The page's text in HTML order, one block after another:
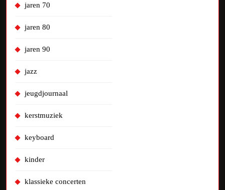
jaren 70
jaren 80
jaren 90
jazz
jeugdjournaal
kerstmuziek
keyboard
kinder
klassieke concerten